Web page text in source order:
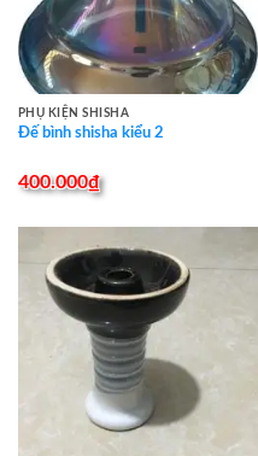
PHỤ KIỆN SHISHA
Đế bình shisha kiểu 2
400.000₫